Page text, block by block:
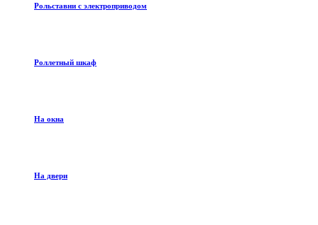
Рольставни с электроприводом
Роллетный шкаф
На окна
На двери